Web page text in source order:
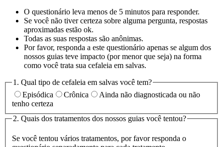
O questionário leva menos de 5 minutos para responder.
Se você não tiver certeza sobre alguma pergunta, respostas
aproximadas estão ok.
Todas as suas respostas são anônimas.
Por favor, responda a este questionário apenas se algum dos
nossos guias teve impacto (por menor que seja) na forma
como você trata sua cefaleia em salvas.
1. Qual tipo de cefaleia em salvas você tem?
Episódica
Crônica
Ainda não diagnosticada ou não
tenho certeza
2. Quais dos tratamentos dos nossos guias você tentou?
Se você tentou vários tratamentos, por favor responda o